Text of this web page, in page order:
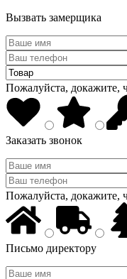
Вызвать замерщика
Пожалуйста, докажите,
Заказать звонок
Пожалуйста, докажите,
Письмо директору